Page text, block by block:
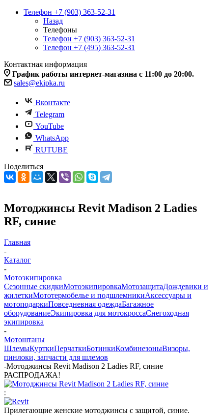
Телефон +7 (903) 363-52-31
Назад
Телефоны
Телефон +7 (903) 363-52-31
Телефон +7 (495) 363-52-31
Контактная информация
График работы интернет-магазина с 11:00 до 20:00.
sales@ekipka.ru
Вконтакте
Telegram
YouTube
WhatsApp
RUTUBE
Поделиться
Мотоджинсы Revit Madison 2 Ladies
RF, синие
Главная
-
Каталог
-
Мотоэкипировка
Сезонные скидкиМотоэкипировкаМотозащитаДождевики и
жилеткиМототермобелье и подшлемникиАксессуары и
мотоподаркиПовседневная одеждаБагажное
оборудованиеЭкипировка для мотокроссаСнегоходная
экипировка
-
Мотоштаны
ШлемыКурткиПерчаткиБотинкиКомбинезоныВизоры,
пинлоки, запчасти для шлемов
-Мотоджинсы Revit Madison 2 Ladies RF, синие
РАСПРОДАЖА!
:
Прилегающие женские мотоджинсы с защитой, синие.